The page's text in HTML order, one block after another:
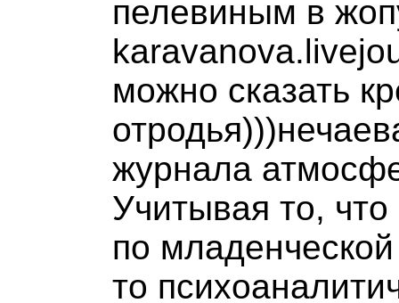
пелевиным в
можно сказать
журнала
Учитывая то,
по
то